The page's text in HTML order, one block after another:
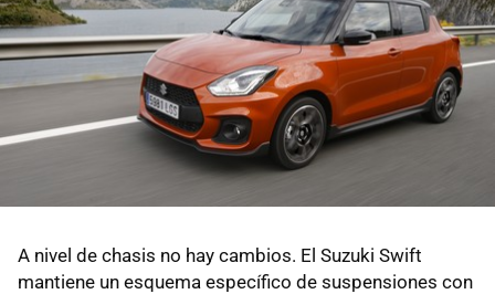
A nivel de chasis no hay cambios. El Suzuki Swift
mantiene un esquema específico de suspensiones con